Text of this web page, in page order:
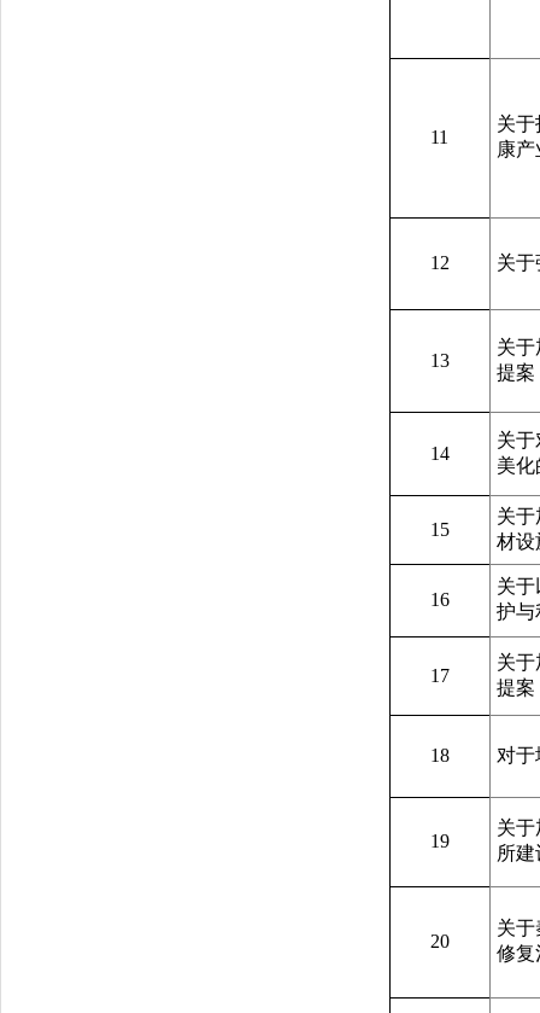
11
关于
康
12 关
13
关
提案
14
关
美化
15
关
材设
16
关
护与
17
关于
提案
18 对
19
关
所
20
关
修复